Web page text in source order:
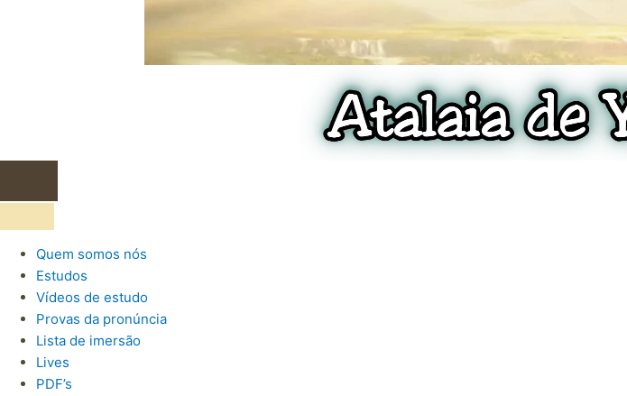
Quem somos nós
Estudos
Vídeos de estudo
Provas da pronúncia
Lista de imersão
Lives
PDF’s